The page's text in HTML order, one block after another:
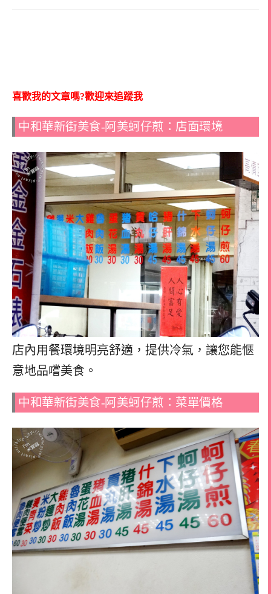
喜歡我的文章嗎?歡迎來追蹤我
中和華新街美食-阿美蚵仔煎：店面環境
店內用餐環境明亮舒適，提供冷氣，讓您能愜
意地品嚐美食。
中和華新街美食-阿美蚵仔煎：菜單價格